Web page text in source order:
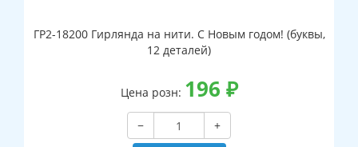
ГР2-18200 Гирлянда на нити. С Новым годом! (буквы,
12 деталей)
Цена розн: 196 ₽
−
+